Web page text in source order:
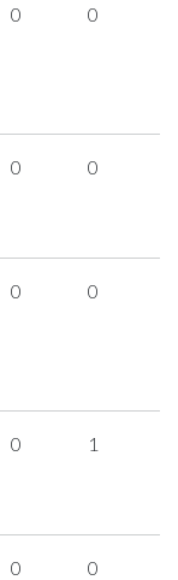
0 0
0 0
0 0
0 1
0 0